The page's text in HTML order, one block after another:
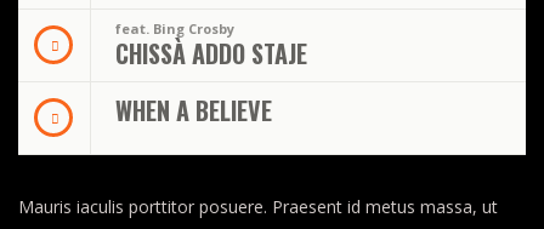
feat. Bing Crosby
CHISSÀ ADDO STAJE
WHEN A BELIEVE
Mauris iaculis porttitor posuere. Praesent id metus massa, ut